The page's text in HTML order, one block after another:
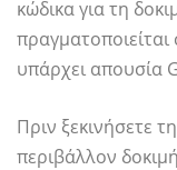
κώδικα για τη
υπάρχει απουσία
Πριν ξεκινήσετε
περιβάλλον